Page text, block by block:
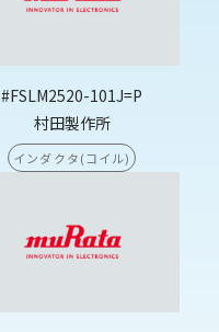
#FSLM2520-101J=P
村田製作所
インダクタ(コイル)